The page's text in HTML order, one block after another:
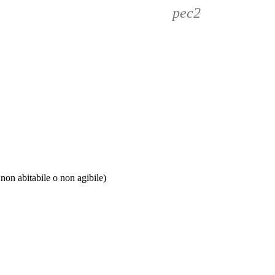
pec2
abitabile o non agibile)